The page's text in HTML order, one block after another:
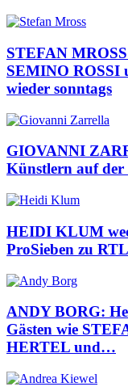
STEFAN
SEMINO ROSSI
wieder sonntags
GIOVANNI
Künstlern auf der
HEIDI KLUM
ProSieben zu
ANDY BORG:
Gästen wie
HERTEL und…